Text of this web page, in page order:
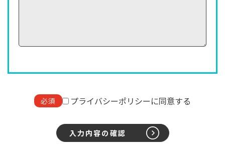
必須 プライバシーポリシーに同意する
入力内容の確認